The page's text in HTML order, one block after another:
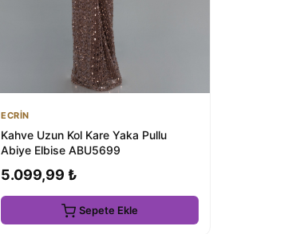
ECRİN
Kahve Uzun Kol Kare Yaka Pullu
Abiye Elbise ABU5699
5.099,99 ₺
Sepete Ekle